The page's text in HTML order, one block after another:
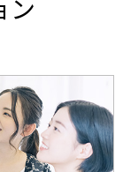
ン